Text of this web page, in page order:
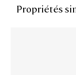
Propriétés